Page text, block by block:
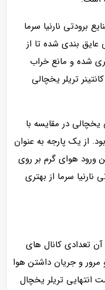
برودتی نارنیا سرما
عایق بندی شده تا از
شده و مانع خراب
تریلر یخچالی
یخچالی در مقایسه با
از یک پارجه به عنوان
ورود هوای گرم بر روی
نارنیا سرما از بهتری
تعدادی کانال های
و جریان داشتن هوا
انتهایی تریلر یخچال